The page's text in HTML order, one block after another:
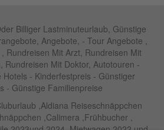
Billiger Lastminuteurlaub, Günstige
Angebote, - Tour Angebote ,
Rundreisen Mit Arzt, Rundreisen Mit
Rundreisen Mit Doktor, Autotouren -
Hotels - Kinderfestpreis - Günstiger
- Günstige Familienpreise
,Aldiana Reiseschnäppchen
,Calimera ,Frühbucher ,